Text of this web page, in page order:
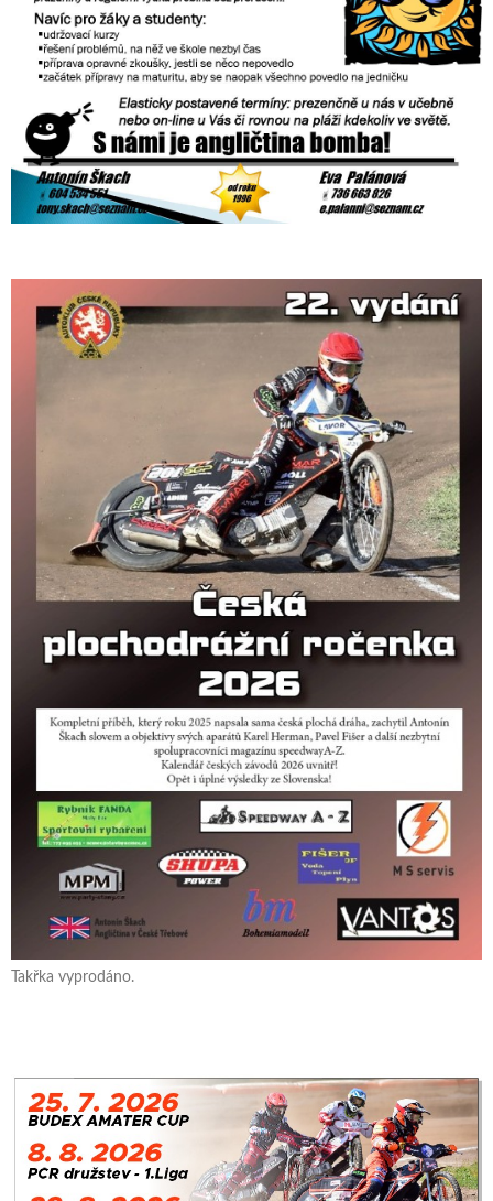
Takřka vyprodáno.